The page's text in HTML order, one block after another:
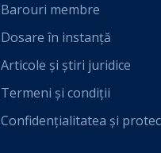
Barouri membre
Dosare în instanță
Articole și știri juridice
Termeni și condiții
Confidențialitatea și